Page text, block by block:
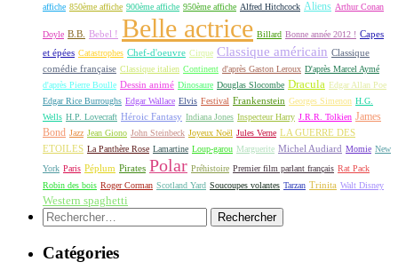
affiche 850ème affiche 900ème affiche 950ème affiche Alfred Hitchcock Aliens Arthur Conan
Doyle B.B. Bebel ! Belle actrice Billard Bonne année 2012 ! Capes
et épées Catastrophes Chef-d'oeuvre Cirque Classique américain Classique
comédie française Classique italien Continent d'après Gaston Leroux D'après Marcel Aymé
d'après Pierre Boulle Dessin animé Dinosaure Douglas Slocombe Dracula Edgar Allan Poe
Edgar Rice Burroughs Edgar Wallace Elvis Festival Frankenstein Georges Simenon H.G.
Wells H.P. Lovecraft Héroic Fantasy Indiana Jones Inspecteur Harry J.R.R. Tolkien James
Bond Jazz Jean Giono John Steinbeck Joyeux Noël Jules Verne LA GUERRE DES
ETOILES La Panthère Rose Lamartine Loup-garou Marguerite Michel Audiard Momie New
York Paris Péplum Pirates Polar Préhistoire Premier film parlant français Rat Pack
Robin des bois Roger Corman Scotland Yard Soucoupes volantes Tarzan Trinita Walt Disney
Western spaghetti
Rechercher :
Catégories